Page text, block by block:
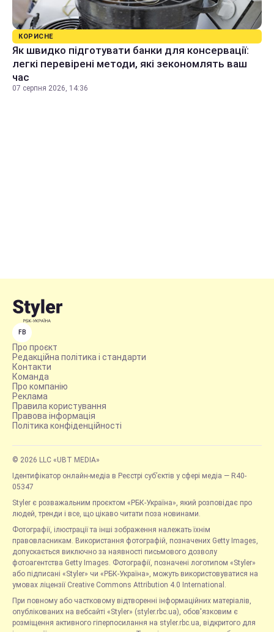
КОРИСНЕ
Як швидко підготувати банки для консервації:
легкі перевірені методи, які зекономлять ваш
час
07 серпня 2026, 14:36
FB
Про проєкт
Редакційна політика і стандарти
Контакти
Команда
Про компанію
Реклама
Правила користування
Правова інформація
Політика конфіденційності
© 2026 LLC «UBT MEDIA»
Ідентифікатор онлайн-медіа в Реєстрі суб’єктів у сфері медіа — R40-
05347
Styler є розважальним проєктом «РБК-Україна», який розповідає про
людей, тренди і все, що цікаво читати поза новинами.
Фотографії, ілюстрації та інші зображення належать їхнім
правовласникам. Використання фотографій, позначених Getty Images,
допускається виключно за наявності письмового дозволу
фотоагентства Getty Images. Фотографії, позначені логотипом «Styler»
або підписані «Styler» чи «РБК-Україна», можуть використовуватися на
умовах ліцензії Creative Commons Attribution 4.0 International.
При повному або частковому відтворенні інформаційних матеріалів,
опублікованих на вебсайті «Styler» (styler.rbc.ua), обов'язковим є
розміщення активного гіперпосилання на styler.rbc.ua, відкритого для